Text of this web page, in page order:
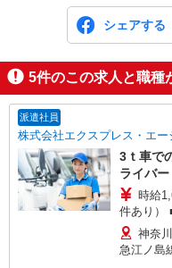
シェアする
5件のこの求人と職種
派遣社員
株式会社エクスプレス・エー
3ｔ車で
ライバー
時給
件あり）
週間程）
ります。
神奈
急江ノ島